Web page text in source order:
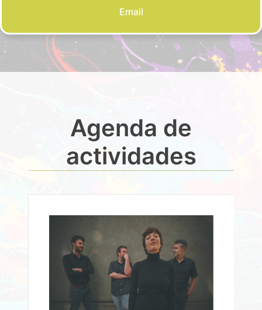
Email
Agenda de
actividades